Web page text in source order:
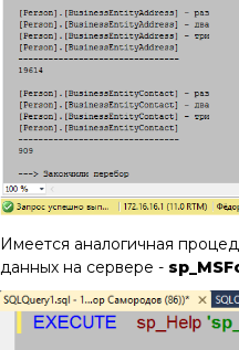
Имеется аналогичная
данных на сервере -